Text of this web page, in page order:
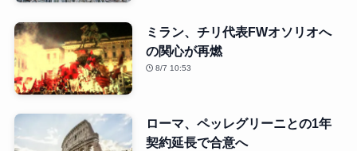
ミラン、チリ代表FWオソリオへ
の関心が再燃
8/7 10:53
ローマ、ペッレグリーニとの1年
契約延長で合意へ